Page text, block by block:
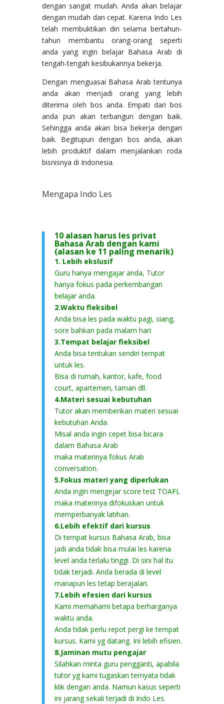
dengan sangat mudah. Anda akan belajar
dengan mudah dan cepat. Karena Indo Les
telah membuktikan diri selama bertahun-
tahun membantu orang-orang seperti
anda yang ingin belajar Bahasa Arab di
tengah-tengah kesibukannya bekerja.
Dengan menguasai Bahasa Arab tentunya
anda akan menjadi orang yang lebih
diterima oleh bos anda. Empati dari bos
anda pun akan terbangun dengan baik.
Sehingga anda akan bisa bekerja dengan
baik. Begitupun dengan bos anda, akan
lebih produktif dalam menjalankan roda
bisnisnya di Indonesia.
Mengapa Indo Les
10 alasan harus les privat
Bahasa Arab dengan kami
(alasan ke 11 paling menarik)
1. Lebih ekslusif
Guru hanya mengajar anda, Tutor
hanya fokus pada perkembangan
belajar anda.
2.Waktu fleksibel
Anda bisa les pada waktu pagi, siang,
sore bahkan pada malam hari
3.Tempat belajar fleksibel
Anda bisa tentukan sendiri tempat
untuk les.
Bisa di rumah, kantor, kafe, food
court, apartemen, taman dll.
4.Materi sesuai kebutuhan
Tutor akan memberikan materi sesuai
kebutuhan Anda.
Misal anda ingin cepet bisa bicara
dalam Bahasa Arab
maka materinya fokus Arab
conversation.
5.Fokus materi yang diperlukan
Anda ingin mengejar score test TOAFL
maka materinya difokuskan untuk
memperbanyak latihan.
6.Lebih efektif dari kursus
Di tempat kursus Bahasa Arab, bisa
jadi anda tidak bisa mulai les karena
level anda terlalu tinggi. Di sini hal itu
tidak terjadi. Anda berada di level
manapun les tetap berajalan.
7.Lebih efesien dari kursus
Kami memahami betapa berharganya
waktu anda.
Anda tidak perlu repot pergi ke tempat
kursus. Kami yg datang. Ini lebih efisien.
8.Jaminan mutu pengajar
Silahkan minta guru pengganti, apabila
tutor yg kami tugaskan ternyata tidak
klik dengan anda. Namun kasus seperti
ini jarang sekali terjadi di Indo Les.